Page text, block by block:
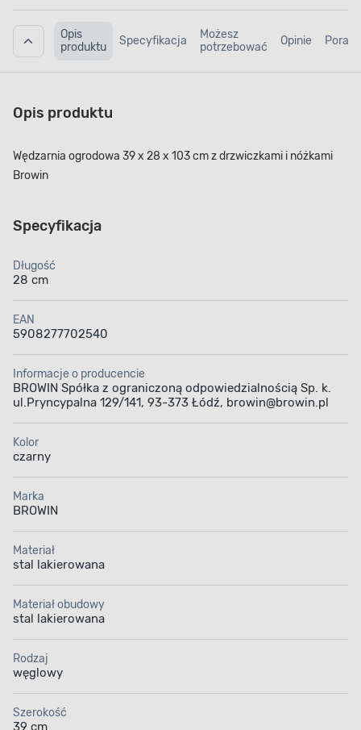
Opis
produktu
Specyfikacja
Możesz
potrzebować
Opinie Porady
Opis produktu
Wędzarnia ogrodowa 39 x 28 x 103 cm z drzwiczkami i nóżkami
Browin
Specyfikacja
Długość
28 cm
EAN
5908277702540
Informacje o producencie
BROWIN Spółka z ograniczoną odpowiedzialnością Sp. k.
ul.Pryncypalna 129/141, 93-373 Łódź, browin@browin.pl
Kolor
czarny
Marka
BROWIN
Materiał
stal lakierowana
Materiał obudowy
stal lakierowana
Rodzaj
węglowy
Szerokość
39 cm